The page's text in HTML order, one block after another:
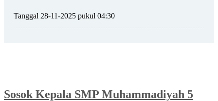
Tanggal 28-11-2025 pukul 04:30
Sosok Kepala SMP Muhammadiyah 5